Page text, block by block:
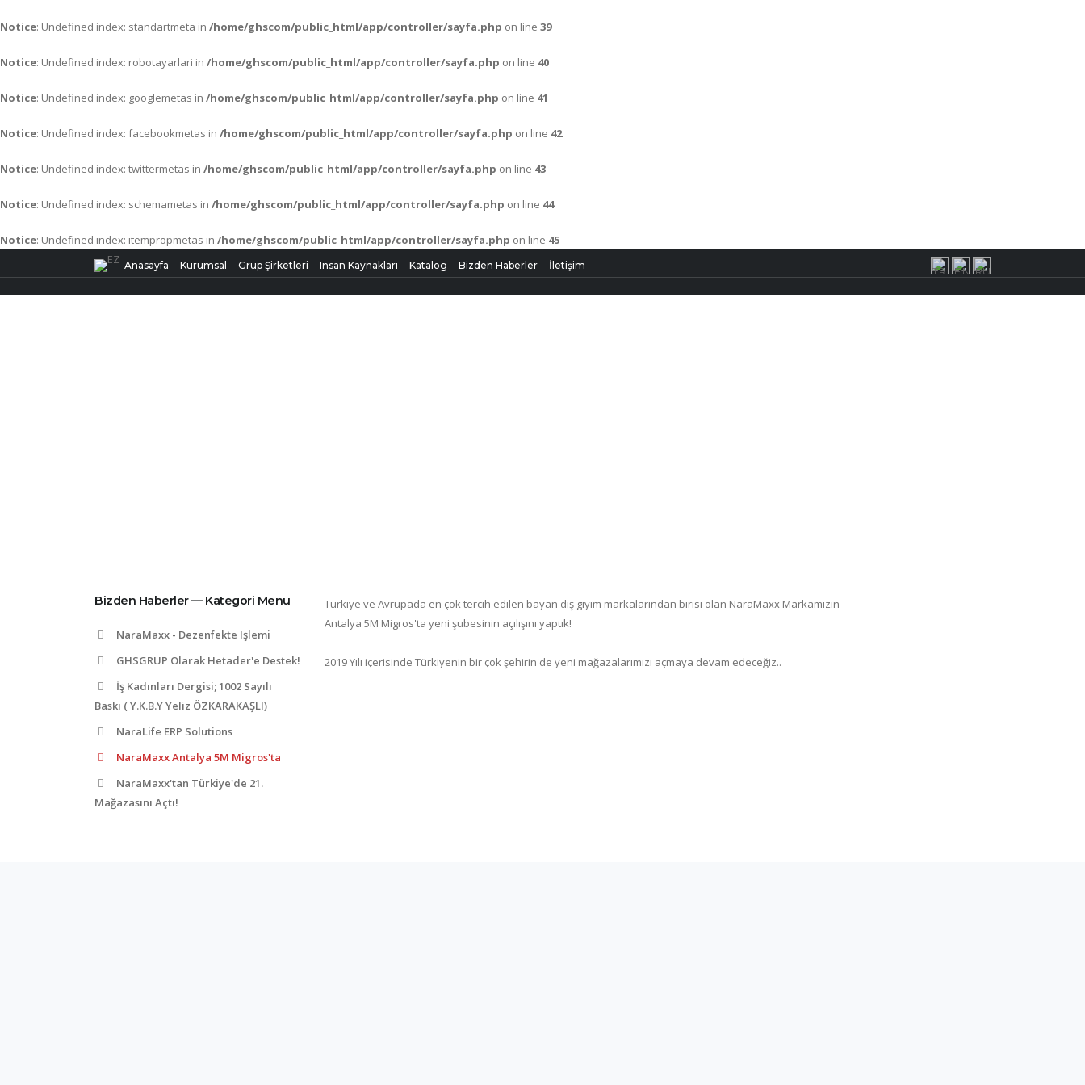
Notice: Undefined index: standartmeta in /home/ghscom/public_html/app/controller/sayfa.php on line 39
Notice: Undefined index: robotayarlari in /home/ghscom/public_html/app/controller/sayfa.php on line 40
Notice: Undefined index: googlemetas in /home/ghscom/public_html/app/controller/sayfa.php on line 41
Notice: Undefined index: facebookmetas in /home/ghscom/public_html/app/controller/sayfa.php on line 42
Notice: Undefined index: twittermetas in /home/ghscom/public_html/app/controller/sayfa.php on line 43
Notice: Undefined index: schemametas in /home/ghscom/public_html/app/controller/sayfa.php on line 44
Notice: Undefined index: itempropmetas in /home/ghscom/public_html/app/controller/sayfa.php on line 45
Anasayfa Kurumsal Grup Şirketleri Insan Kaynakları Katalog Bizden Haberler İletişim
Bizden Haberler — Kategori Menu
NaraMaxx - Dezenfekte Işlemi
GHSGRUP Olarak Hetader'e Destek!
İş Kadınları Dergisi; 1002 Sayılı
Baskı ( Y.K.B.Y Yeliz ÖZKARAKAŞLI)
NaraLife ERP Solutions
NaraMaxx Antalya 5M Migros'ta
NaraMaxx'tan Türkiye'de 21.
Mağazasını Açtı!
Türkiye ve Avrupada en çok tercih edilen bayan dış giyim markalarından birisi olan NaraMaxx Markamızın
Antalya 5M Migros'ta yeni şubesinin açılışını yaptık!
2019 Yılı içerisinde Türkiyenin bir çok şehirin'de yeni mağazalarımızı açmaya devam edeceğiz..